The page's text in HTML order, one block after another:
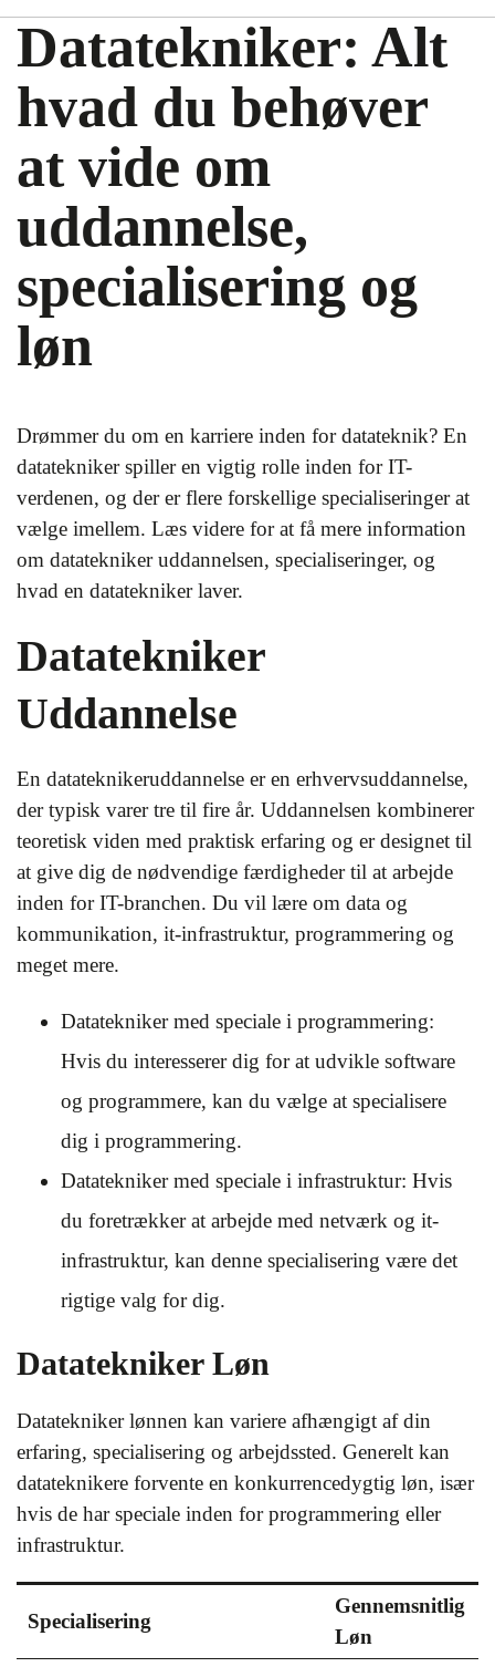
Datatekniker: Alt
hvad du behøver
at vide om
uddannelse,
specialisering og
løn
Drømmer du om en karriere inden for datateknik? En
datatekniker spiller en vigtig rolle inden for IT-
verdenen, og der er flere forskellige specialiseringer at
vælge imellem. Læs videre for at få mere information
om datatekniker uddannelsen, specialiseringer, og
hvad en datatekniker laver.
Datatekniker
Uddannelse
En datateknikeruddannelse er en erhvervsuddannelse,
der typisk varer tre til fire år. Uddannelsen kombinerer
teoretisk viden med praktisk erfaring og er designet til
at give dig de nødvendige færdigheder til at arbejde
inden for IT-branchen. Du vil lære om data og
kommunikation, it-infrastruktur, programmering og
meget mere.
Datatekniker med speciale i programmering:
Hvis du interesserer dig for at udvikle software
og programmere, kan du vælge at specialisere
dig i programmering.
Datatekniker med speciale i infrastruktur: Hvis
du foretrækker at arbejde med netværk og it-
infrastruktur, kan denne specialisering være det
rigtige valg for dig.
Datatekniker Løn
Datatekniker lønnen kan variere afhængigt af din
erfaring, specialisering og arbejdssted. Generelt kan
datateknikere forvente en konkurrencedygtig løn, især
hvis de har speciale inden for programmering eller
infrastruktur.
Specialisering
Gennemsnitlig
Løn